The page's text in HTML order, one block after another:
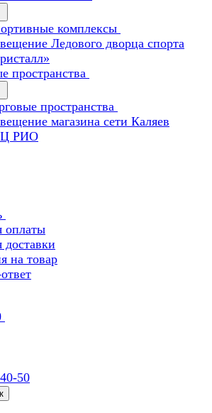
комплексы
Ледового дворца спорта
пространства
пространства
магазина сети Каляев
РИО
оплаты
доставки
на товар
50